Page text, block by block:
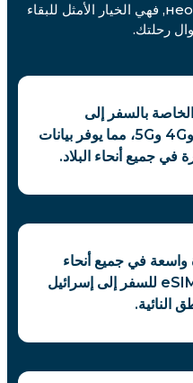
نقطة الاتصال неограниченным, فهي الخيار الأمثل للبقاء
رحلتك.
تدعم شريحة eSIM الخاصة بالسفر إلى
إسرائيل شبكات 3G و4G و5G، مما يوفر بيانات
جميع أنحاء البلاد.
واسعة في جميع أنحاء
البلاد. تبقيك شريحة eSIM للسفر إلى إسرائيل
النائية.